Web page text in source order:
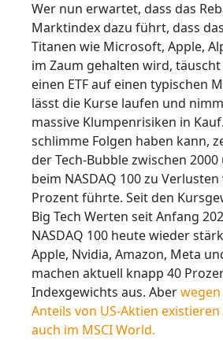
Wer nun erwartet, dass das
Marktindex dazu führt, dass
Titanen wie Microsoft, Apple,
im Zaum gehalten wird, täuscht
einen ETF auf einen typischen
lässt die Kurse laufen und
massive Klumpenrisiken in
schlimme Folgen haben kann,
der Tech-Bubble zwischen 2000
beim NASDAQ 100 zu
Prozent führte. Seit den
Big Tech Werten seit Anfang
NASDAQ 100 heute wieder
Apple, Nvidia, Amazon, Meta
machen aktuell knapp 40
Indexgewichts aus. Aber
Anteils von US-Aktien
auch im MSCI World.